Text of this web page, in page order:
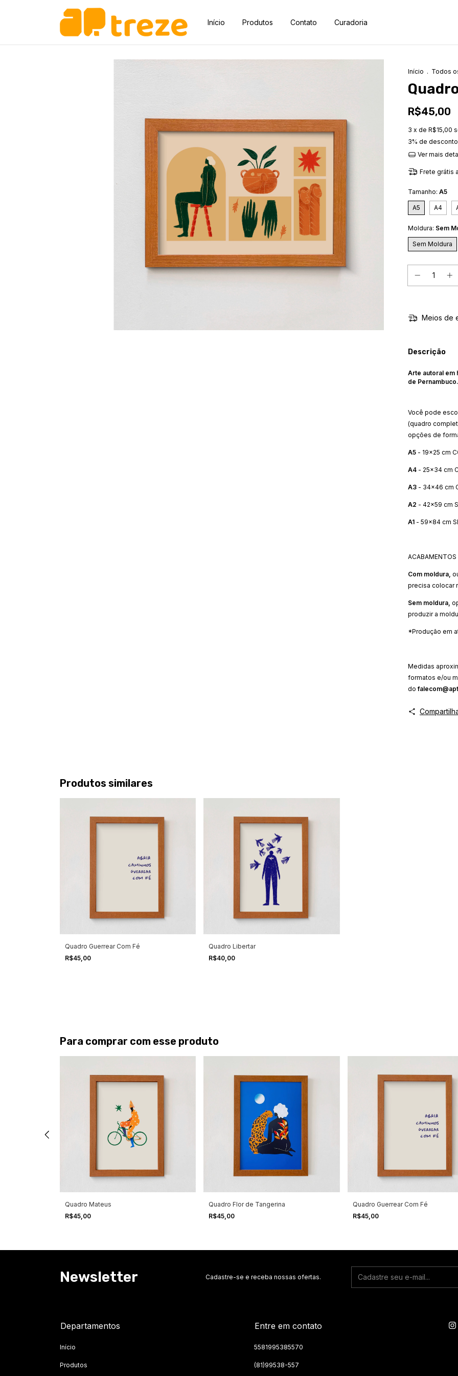
Início Produtos Contato Curadoria
Início . Todos
R$45,00
3 x de R$15,00
3% de desconto
Ver mais
Frete grátis
Tamanho: A5
A5 A4
Moldura: Sem
Sem Moldura
Meios de
Descrição
Arte autoral em
de Pernambuco.
Você pode
(quadro
opções de
A5 - 19x25 cm
A4 - 25x34 cm
A3 - 34x46 cm
A2 - 42x59 cm
A1 - 59x84 cm
ACABAMENTOS
Com moldura,
precisa colocar
Sem moldura,
produzir a
*Produção em
Medidas
formatos e/ou
do
Produtos similares
Quadro Guerrear Com Fé
R$45,00
Quadro Libertar
R$40,00
Para comprar com esse produto
Quadro Mateus
R$45,00
Quadro Flor de Tangerina
R$45,00
Quadro Guerrear Com Fé
R$45,00
Newsletter Cadastre-se e receba nossas ofertas.
Departamentos
Início
Produtos
Entre em contato
5581995385570
(81)99538-557